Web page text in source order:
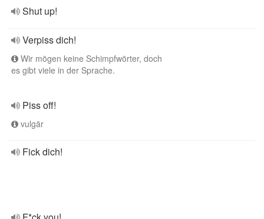
Shut up!
Verpiss dich!
Wir mögen keine Schimpfwörter, doch
es gibt viele in der Sprache.
Piss off!
vulgär
Fick dich!